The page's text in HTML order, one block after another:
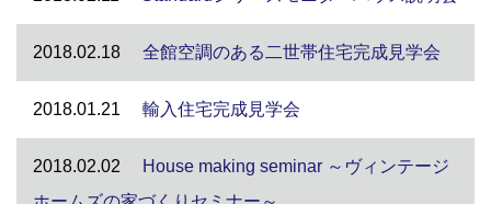
2018.02.18 全館空調のある二世帯住宅完成見学会
2018.01.21 輸入住宅完成見学会
2018.02.02
House making seminar ～ヴィンテージ